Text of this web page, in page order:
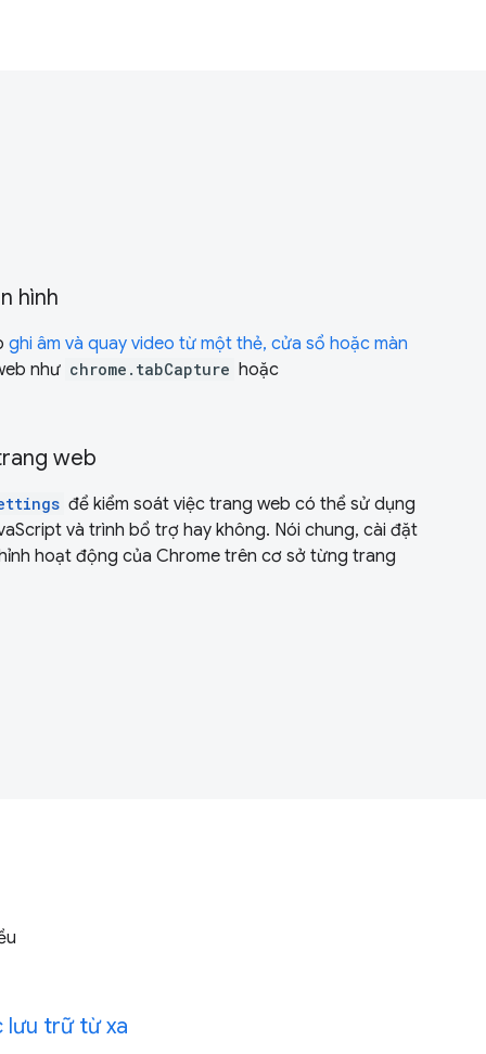
hình
ghi âm và quay video từ một thẻ, cửa sổ hoặc màn
như chrome.tabCapture hoặc
web
để kiểm soát việc trang web có thể sử dụng
và trình bổ trợ hay không. Nói chung, cài đặt
hoạt động của Chrome trên cơ sở từng trang
lưu trữ từ xa